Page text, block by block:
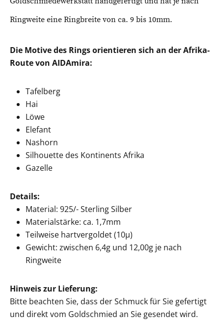
Ringweite eine Ringbreite von ca. 9 bis 10mm.
Die Motive des Rings orientieren sich an der Afrika-
Route von AIDAmira:
Tafelberg
Hai
Löwe
Elefant
Nashorn
Silhouette des Kontinents Afrika
Gazelle
Details:
Material: 925/- Sterling Silber
Materialstärke: ca. 1,7mm
Teilweise hartvergoldet (10µ)
Gewicht: zwischen 6,4g und 12,00g je nach
Ringweite
Hinweis zur Lieferung:
Bitte beachten Sie, dass der Schmuck für Sie gefertigt
und direkt vom Goldschmied an Sie gesendet wird.